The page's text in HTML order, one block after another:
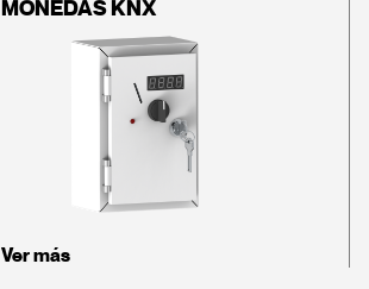
MONEDAS KNX
Ver más